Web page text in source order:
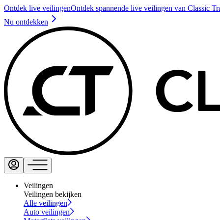
Ontdek live veilingenOntdek spannende live veilingen van Classic
Nu ontdekken
Veilingen
Veilingen bekijken
Alle veilingen
Auto veilingen